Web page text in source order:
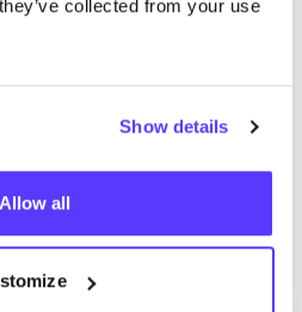
collected from your use
Show details
Allow all
web